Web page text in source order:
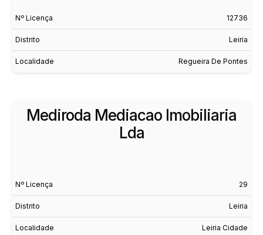
Nº Licença 12736
Distrito Leiria
Localidade Regueira De Pontes
Mediroda Mediacao Imobiliaria
Lda
Nº Licença 29
Distrito Leiria
Localidade Leiria Cidade